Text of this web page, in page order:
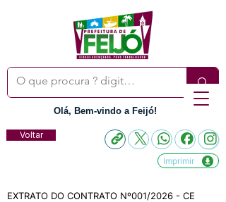
Olá, Bem-vindo a Feijó!
Voltar
Imprimir
EXTRATO DO CONTRATO Nº001/2026 - CE